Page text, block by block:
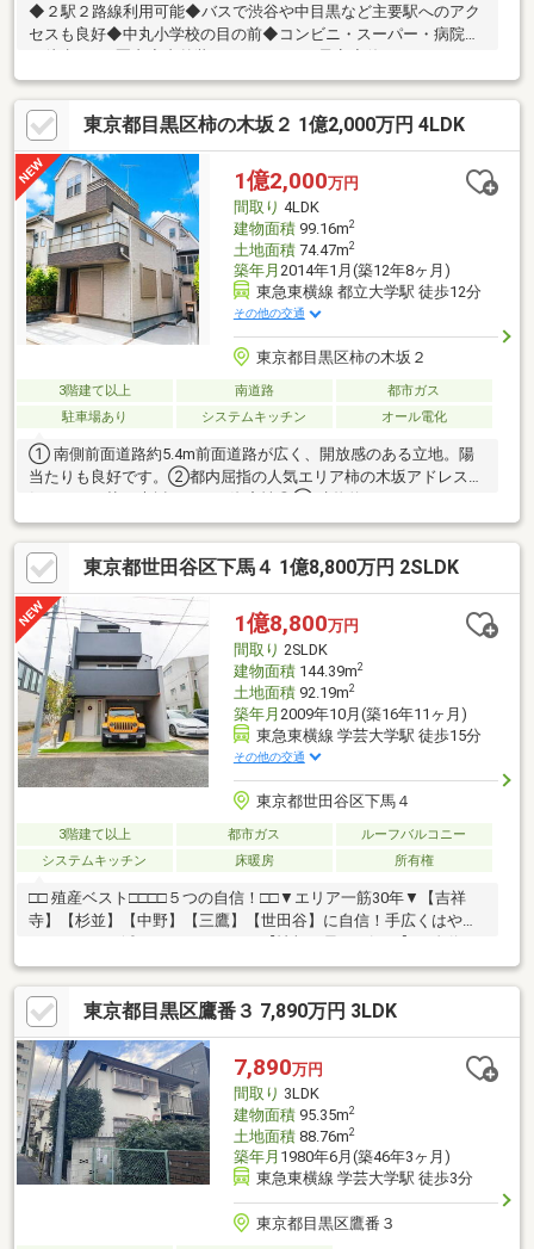
◆２駅２路線利用可能◆バスで渋谷や中目黒など主要駅へのアク
セスも良好◆中丸小学校の目の前◆コンビニ・スーパー・病院ま
で徒歩500ｍ圏内◆内外装フルリフォーム予定◆使いやすい
2SLDKの3階建◆約14帖のLDK□■□■□■□■□■□■□■□■□■ご見学予
約承っております！！お気軽にご連絡下さい！！
□■□■□■□■□■□■□■□■□■・都心部および城南エリアを中心とする
地域密着の会社です♪・本物件については勿論、周辺環境も詳しく
ご説明いたします。
東京都目黒区柿の木坂２ 1億2,000万円 4LDK
1億2,000万円
間取り 4LDK
建物面積99.16m2
土地面積74.47m2
築年月 2014年1月(築12年8ヶ月)
東急東横線 都立大学駅 徒歩12分
その他の交通
東京都目黒区柿の木坂２
3階建て以上 南道路
都市ガス
駐車場あり
システムキッチン オール電化
① 南側前面道路約5.4m前面道路が広く、開放感のある立地。陽
当たりも良好です。②都内屈指の人気エリア柿の木坂アドレス人
家族でもゆとりを持って暮らせる、使いやすい4LDKプラン。【リ
ピート・紹介率は35％以上×未公開物件中心の不動産テック企
業】≪弊社ランディックス桜新町本店は創業45年≫世田谷区・目
黒区・大田区・品川区・渋谷区・港区をはじめとした城南エリ
ア、都内の人気の住宅地の不動産情報に特化し、桜新町・自由が
丘・目黒の3拠点にて営業させて頂いております。
東京都世田谷区下馬４ 1億8,800万円 2SLDK
1億8,800万円
間取り 2SLDK
建物面積144.39m2
土地面積92.19m2
築年月 2009年10月(築16年11ヶ月)
東急東横線 学芸大学駅 徒歩15分
その他の交通
東京都世田谷区下馬４
3階建て以上 都市ガス
ルーフバルコニー
システムキッチン
床暖房 所有権
□□ 殖産ベスト□□□□５つの自信！□□▼エリア一筋30年▼【吉祥
寺】【杉並】【中野】【三鷹】【世田谷】に自信！手広くはやり
ません。▼不滅のチームワーク▼【情報の早さ・深さ】に自信！
65名超のスタッフが、しっかり連携しています。▼ぜんぶ、住む
つもりで▼【住む人の目線】に自信！デメリットも隠しません。
▼納得が一番▼【説明】【頼もしさ】に自信！不明点を残して進
みません。▼とにかく楽しく▼【楽しい住まい探し】に自信！貴
重なお時間を無駄にはしません。
東京都目黒区鷹番３ 7,890万円 3LDK
7,890万円
間取り 3LDK
建物面積95.35m2
土地面積88.76m2
築年月 1980年6月(築46年3ヶ月)
東急東横線 学芸大学駅 徒歩3分
東京都目黒区鷹番３